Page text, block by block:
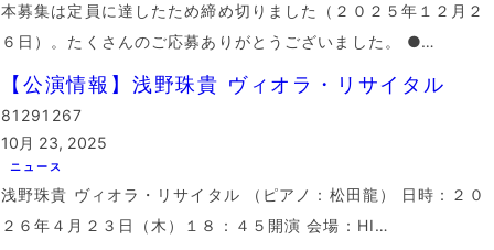
本募集は定員に達したため締め切りました（２０２５年１２月２
６日）。たくさんのご応募ありがとうございました。 ●…
【公演情報】浅野珠貴 ヴィオラ・リサイタル
81291267
10月 23, 2025
ニュース
浅野珠貴 ヴィオラ・リサイタル （ピアノ：松田龍） 日時：２０
２６年４月２３日（木）１８：４５開演 会場：HI…